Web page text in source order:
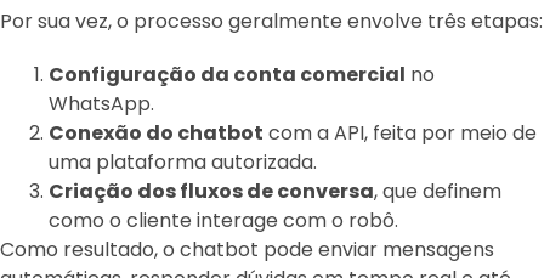
Por sua vez, o processo geralmente envolve três etapas:
Configuração da conta comercial no
WhatsApp.
Conexão do chatbot com a API, feita por meio de
uma plataforma autorizada.
Criação dos fluxos de conversa, que definem
como o cliente interage com o robô.
Como resultado, o chatbot pode enviar mensagens